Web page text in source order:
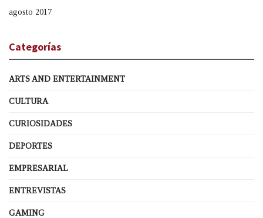
agosto 2017
Categorías
ARTS AND ENTERTAINMENT
CULTURA
CURIOSIDADES
DEPORTES
EMPRESARIAL
ENTREVISTAS
GAMING